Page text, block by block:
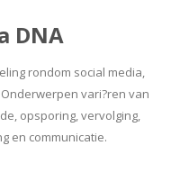
DNA
rondom social media,
vari?ren van
opsporing, vervolging,
en communicatie.